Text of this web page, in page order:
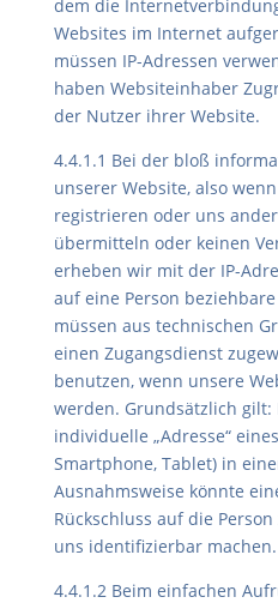
dem die
Websites im Internet
müssen IP-Adressen
haben Websiteinhaber
der Nutzer ihrer Website.
4.4.1.1 Bei der bloß
unserer Website, also
registrieren oder uns
übermitteln oder keinen
erheben wir mit der IP-
auf eine Person
müssen aus technischen
einen Zugangsdienst
benutzen, wenn unsere
werden. Grundsätzlich gilt:
individuelle „Adresse“
Smartphone, Tablet) in
Ausnahmsweise könnte
Rückschluss auf die
uns identifizierbar machen.
4.4.1.2 Beim einfachen